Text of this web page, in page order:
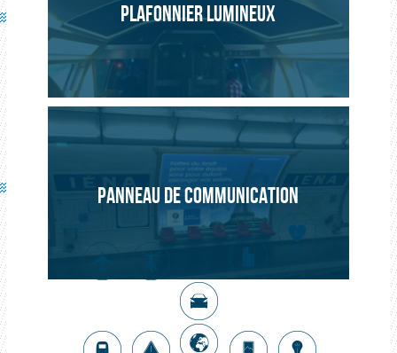
PLAFONNIER LUMINEUX
PANNEAU DE COMMUNICATION